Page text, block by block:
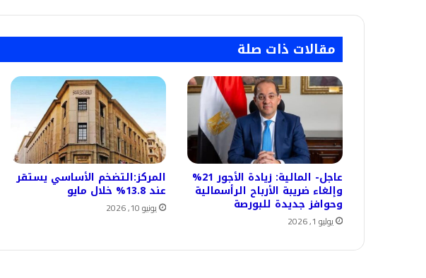
مقالات ذات صلة
عاجل- المالية: زيادة الأجور 21%
وإلغاء ضريبة الأرباح الرأسمالية
وحوافز جديدة للبورصة
يوليو 1, 2026
المركز:التضخم الأساسي يستقر
عند 13.8% خلال مايو
يونيو 10, 2026